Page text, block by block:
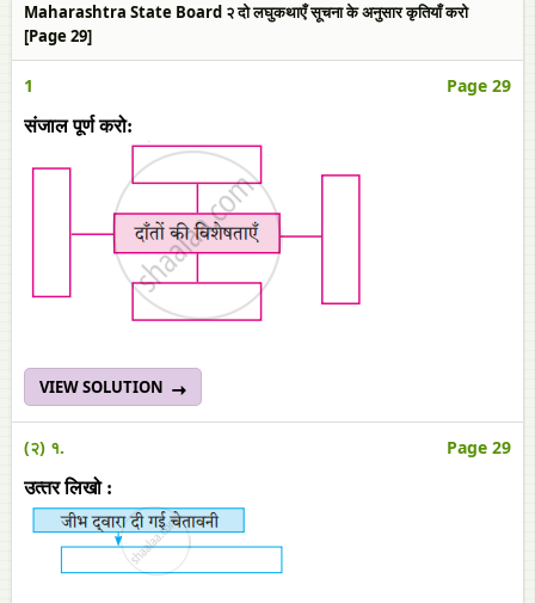
Maharashtra State Board २ दो लघुकथाएँ सूचना के अनुसार कृतियाँ करो
[Page 29]
1 Page 29
संजाल पूर्ण करो:
VIEW SOLUTION
(२) १. Page 29
उत्‍तर लिखो :